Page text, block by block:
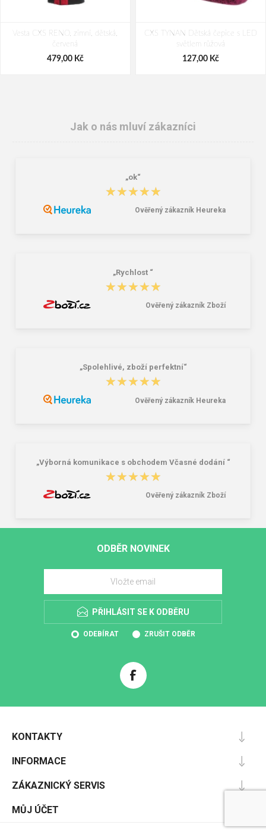
Vesta CXS RENO, zimní, dětská,
červená
479,00 Kč
CXS TYNAN Dětská čepice s LED
světlem růžová
127,00 Kč
Jak o nás mluví zákazníci
„ok“
★★★★★
★★★★★
Ověřený zákazník Heureka
„Rychlost “
★★★★★
★★★★★
Ověřený zákazník Zboží
„Spolehlivé, zboží perfektní“
★★★★★
★★★★★
Ověřený zákazník Heureka
„Výborná komunikace s obchodem Včasné dodání “
★★★★★
★★★★★
Ověřený zákazník Zboží
ODBĚR NOVINEK
PŘIHLÁSIT SE K ODBĚRU
ODEBÍRAT ZRUŠIT ODBĚR
KONTAKTY
INFORMACE
ZÁKAZNICKÝ SERVIS
MŮJ ÚČET